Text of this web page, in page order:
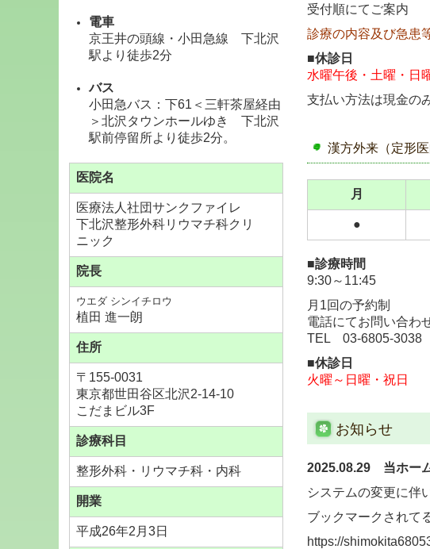
電車
京王井の頭線・小田急線 下北沢
駅より徒歩2分
バス
小田急バス：下61＜三軒茶屋経由
＞北沢タウンホールゆき 下北沢
駅前停留所より徒歩2分。
医院名
医療法人社団サンクファイレ
下北沢整形外科リウマチ科クリ
ニック
院長
ウエダ シンイチロウ
植田 進一朗
住所
〒155-0031
東京都世田谷区北沢2-14-10
こだまビル3F
診療科目
整形外科・リウマチ科・内科
開業
平成26年2月3日
受付順にて ご案内
診療の内容及び急患
■休診日
水曜午後・ 土曜・ 日
支払い方法は現金の
漢方外来（定形医
月
●
■診療時間
9:30～11:45
月1回の予約制
電話にてお問い合わ
TEL 03-6805-3038
■休診日
火曜～日曜・祝日
お知らせ
2025.08.29 当ホー
システムの変更に伴
ブックマークされて
https://